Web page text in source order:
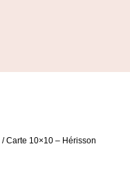
/ Carte 10×10 – Hérisson